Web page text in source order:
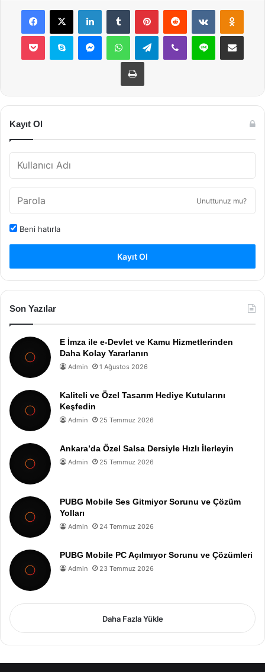
Facebook
X LinkedInTumblr PinterestReddit VKontakte
Pocket Skype MessengerWhatsAppTelegramViber Line E-Posta ile
Yazdır
Kayıt Ol
Unuttunuz mu?
Beni hatırla
Kayıt Ol
Son Yazılar
E İmza ile e-Devlet ve Kamu Hizmetlerinden
Daha Kolay Yararlanın
Admin 1 Ağustos 2026
Kaliteli ve Özel Tasarım Hediye Kutularını
Keşfedin
Admin 25 Temmuz 2026
Ankara’da Özel Salsa Dersiyle Hızlı İlerleyin
Admin 25 Temmuz 2026
PUBG Mobile Ses Gitmiyor Sorunu ve Çözüm
Yolları
Admin 24 Temmuz 2026
PUBG Mobile PC Açılmıyor Sorunu ve Çözümleri
Admin 23 Temmuz 2026
Daha Fazla Yükle